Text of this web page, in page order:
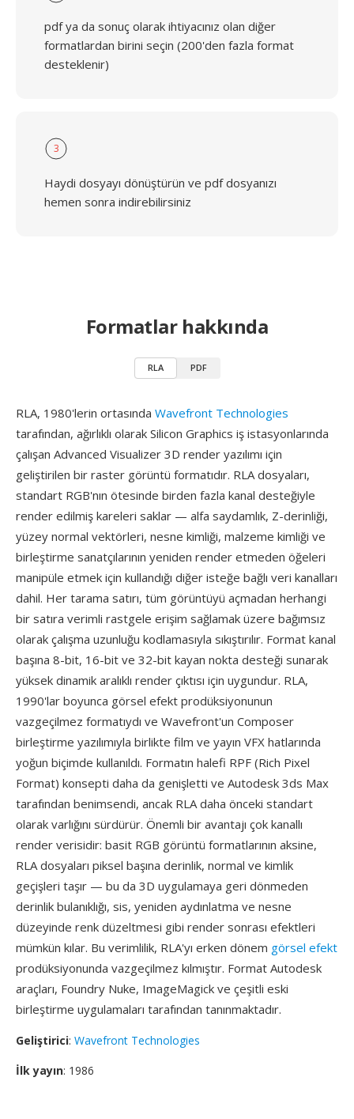
pdf ya da sonuç olarak ihtiyacınız olan diğer
formatlardan birini seçin (200'den fazla format
desteklenir)
3
Haydi dosyayı dönüştürün ve pdf dosyanızı
hemen sonra indirebilirsiniz
Formatlar hakkında
RLA PDF
RLA, 1980'lerin ortasında Wavefront Technologies
tarafından, ağırlıklı olarak Silicon Graphics iş istasyonlarında
çalışan Advanced Visualizer 3D render yazılımı için
geliştirilen bir raster görüntü formatıdır. RLA dosyaları,
standart RGB'nın ötesinde birden fazla kanal desteğiyle
render edilmiş kareleri saklar — alfa saydamlık, Z-derinliği,
yüzey normal vektörleri, nesne kimliği, malzeme kimliği ve
birleştirme sanatçılarının yeniden render etmeden öğeleri
manipüle etmek için kullandığı diğer isteğe bağlı veri kanalları
dahil. Her tarama satırı, tüm görüntüyü açmadan herhangi
bir satıra verimli rastgele erişim sağlamak üzere bağımsız
olarak çalışma uzunluğu kodlamasıyla sıkıştırılır. Format kanal
başına 8-bit, 16-bit ve 32-bit kayan nokta desteği sunarak
yüksek dinamik aralıklı render çıktısı için uygundur. RLA,
1990'lar boyunca görsel efekt prodüksiyonunun
vazgeçilmez formatıydı ve Wavefront'un Composer
birleştirme yazılımıyla birlikte film ve yayın VFX hatlarında
yoğun biçimde kullanıldı. Formatın halefi RPF (Rich Pixel
Format) konsepti daha da genişletti ve Autodesk 3ds Max
tarafından benimsendi, ancak RLA daha önceki standart
olarak varlığını sürdürür. Önemli bir avantajı çok kanallı
render verisidir: basit RGB görüntü formatlarının aksine,
RLA dosyaları piksel başına derinlik, normal ve kimlik
geçişleri taşır — bu da 3D uygulamaya geri dönmeden
derinlik bulanıklığı, sis, yeniden aydınlatma ve nesne
düzeyinde renk düzeltmesi gibi render sonrası efektleri
mümkün kılar. Bu verimlilik, RLA'yı erken dönem görsel efekt
prodüksiyonunda vazgeçilmez kılmıştır. Format Autodesk
araçları, Foundry Nuke, ImageMagick ve çeşitli eski
birleştirme uygulamaları tarafından tanınmaktadır.
Geliştirici: Wavefront Technologies
İlk yayın: 1986